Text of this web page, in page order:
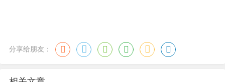
分享给朋友：